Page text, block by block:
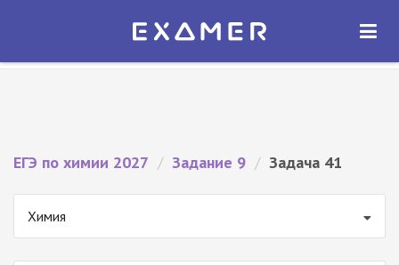
Экзамер — ЕГЭ 2027
ОТКРЫТЬ
ЕГЭ по химии 2027 / Задание 9 / Задача 41
Химия